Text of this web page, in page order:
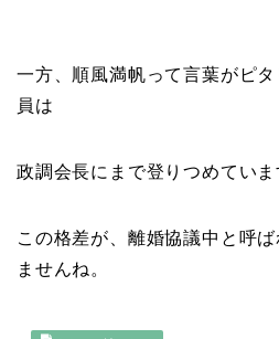
一方、順風満帆って言葉がピ
員は
政調会長にまで登りつめていま
この格差が、離婚協議中と呼
ませんね。